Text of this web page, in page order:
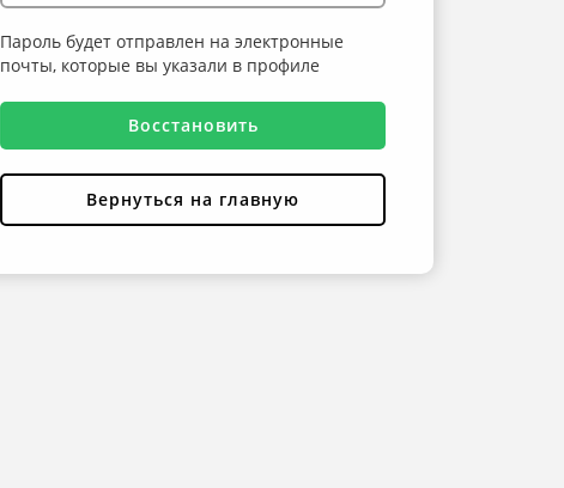
Пароль будет отправлен на электронные
почты, которые вы указали в профиле
Восстановить
Вернуться на главную